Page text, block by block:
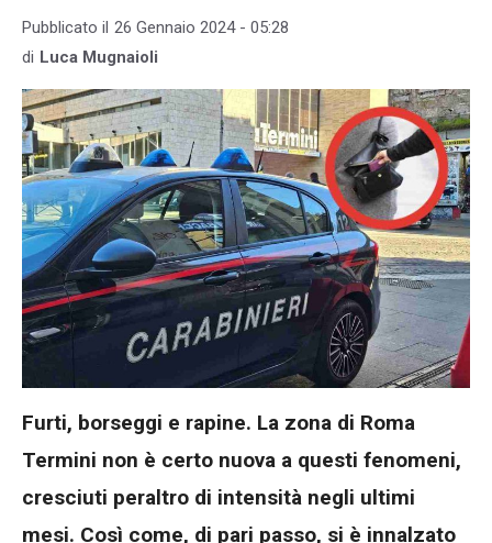
Pubblicato il 26 Gennaio 2024 - 05:28
di Luca Mugnaioli
Furti, borseggi e rapine. La zona di Roma
Termini non è certo nuova a questi fenomeni,
cresciuti peraltro di intensità negli ultimi
mesi. Così come, di pari passo, si è innalzato